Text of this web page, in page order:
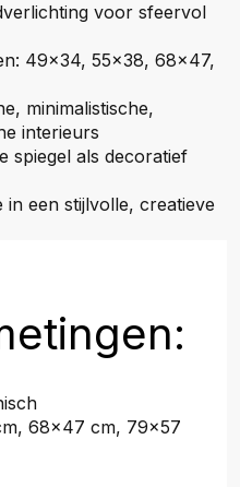
voor sfeervol
49x34, 55x38, 68x47,
minimalistische,
interieurs
spiegel als decoratief
een stijlvolle, creatieve
68x47 cm, 79x57